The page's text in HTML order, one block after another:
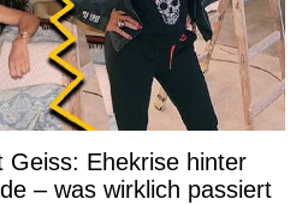
Geiss: Ehekrise hinter
– was wirklich passiert